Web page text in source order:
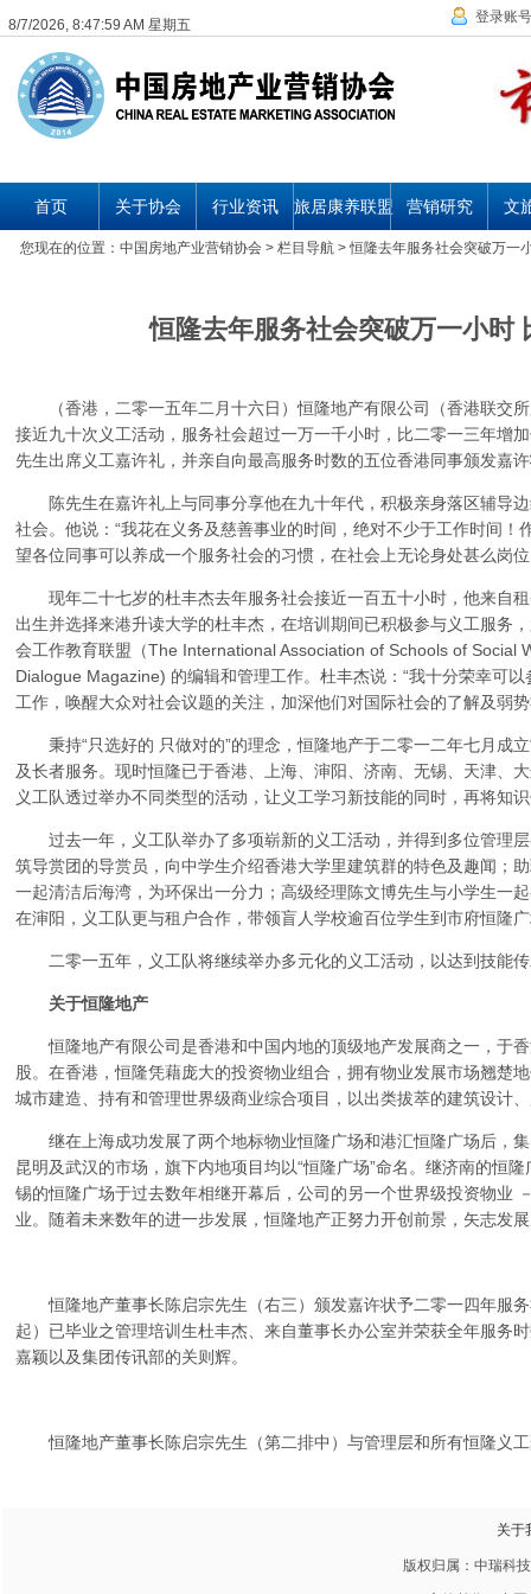
8/7/2026, 8:47:59 AM 星期五
首页 关于协会 行业资讯 旅居康养联盟 营销研究 文
登录账号
您现在的位置： 中国房地产业营销协会 > 栏目导航 > 恒隆去年服务社会突破万一
恒隆去年服务社会突破万一小时
（香港，二零一五年二月十六日）恒隆地产有限公司（香港联交
接近九十次义工活动，服务社会超过一万一千小时，比二零一三年增
先生出席义工嘉许礼，并亲自向最高服务时数的五位香港同事颁发嘉
陈先生在嘉许礼上与同事分享他在九十年代，积极亲身落区辅导
社会。他说：“我花在义务及慈善事业的时间，绝对不少于工作时间
望各位同事可以养成一个服务社会的习惯，在社会上无论身处甚么岗
现年二十七岁的杜丰杰去年服务社会接近一百五十小时，他来自
出生并选择来港升读大学的杜丰杰，在培训期间已积极参与义工服务
会工作教育联盟（The International Association of Schools of Social
Dialogue Magazine) 的编辑和管理工作。杜丰杰说：“我十分荣幸可
工作，唤醒大众对社会议题的关注，加深他们对国际社会的了解及弱
秉持“只选好的 只做对的”的理念，恒隆地产于二零一二年七月成立
及长者服务。现时恒隆已于香港、上海、渖阳、济南、无锡、天津、
义工队透过举办不同类型的活动，让义工学习新技能的同时，再将知
过去一年，义工队举办了多项崭新的义工活动，并得到多位管理
筑导赏团的导赏员，向中学生介绍香港大学里建筑群的特色及趣闻；
一起清洁后海湾，为环保出一分力；高级经理陈文博先生与小学生一
在渖阳，义工队更与租户合作，带领盲人学校逾百位学生到市府恒隆
二零一五年，义工队将继续举办多元化的义工活动，以达到技能
关于恒隆地产
恒隆地产有限公司是香港和中国内地的顶级地产发展商之一，于
股。在香港，恒隆凭藉庞大的投资物业组合，拥有物业发展市场翘楚
城市建造、持有和管理世界级商业综合项目，以出类拔萃的建筑设计
继在上海成功发展了两个地标物业恒隆广场和港汇恒隆广场后，
昆明及武汉的市场，旗下内地项目均以“恒隆广场”命名。继济南的恒
锡的恒隆广场于过去数年相继开幕后，公司的另一个世界级投资物业
业。随着未来数年的进一步发展，恒隆地产正努力开创前景，矢志发
恒隆地产董事长陈启宗先生（右三）颁发嘉许状予二零一四年服
起）已毕业之管理培训生杜丰杰、来自董事长办公室并荣获全年服务
嘉颖以及集团传讯部的关则辉。
恒隆地产董事长陈启宗先生（第二排中）与管理层和所有恒隆义
关于
版权归属：中瑞科